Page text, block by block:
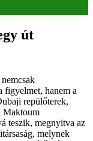
út
figyelmet, hanem a
repülőterek,
Maktoum
teszik, megnyitva az
melynek